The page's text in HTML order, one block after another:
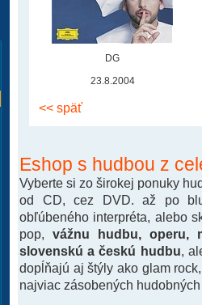
DG
23.8.2004
<< späť
Eshop s hudbou z
Vyberte si zo širokej ponuky
od CD, cez DVD. až po
obľúbeného interpréta, alebo
pop, vážnu hudbu, operu,
slovenskú a českú hudbu ,
dopĺňajú aj štýly ako glam
najviac zásobených